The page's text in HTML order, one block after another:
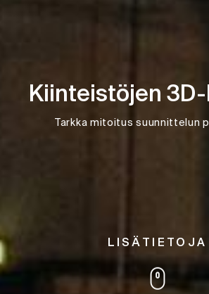
Kiinteistöjen
Tarkka mitoitus suunnittelun
LISÄTIETOJA